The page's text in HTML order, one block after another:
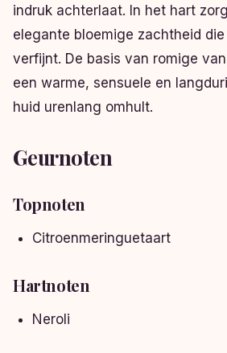
indruk achterlaat. In het hart
elegante bloemige zachtheid
verfijnt. De basis van romige
een warme, sensuele en
huid urenlang omhult.
Geurnoten
Topnoten
Citroenmeringuetaart
Hartnoten
Neroli